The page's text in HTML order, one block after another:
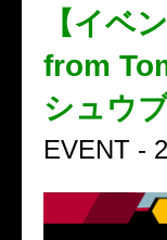
【イベ
from
シュウ
EVENT -